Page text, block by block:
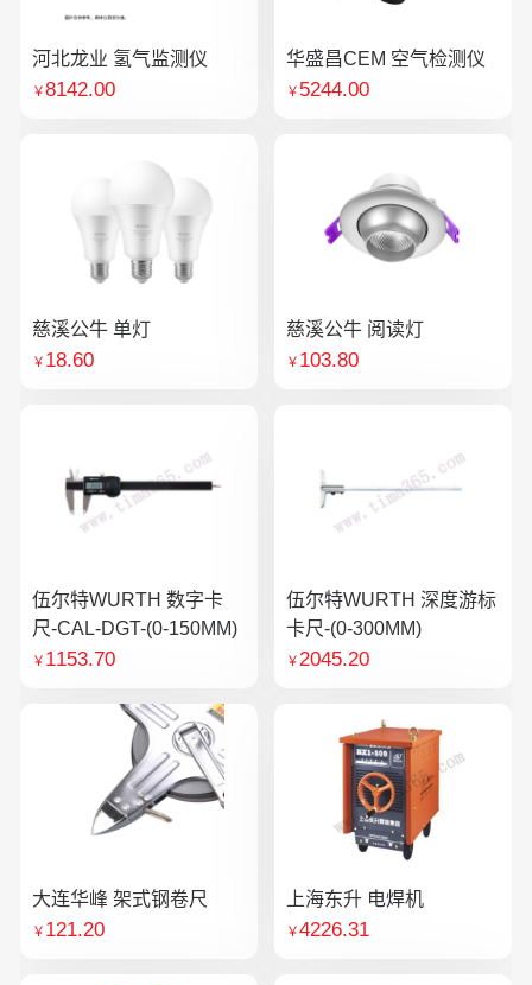
河北龙业 氢气监测仪
￥8142.00
华盛昌CEM 空气检测仪
￥ 5244.00
慈溪公牛 单灯
￥ 18.60
慈溪公牛 阅读灯
￥ 103.80
伍尔特WURTH 数字卡
尺-CAL-DGT-(0-150MM)
￥ 1153.70
伍尔特WURTH 深度游标
卡尺-(0-300MM)
￥2045.20
大连华峰 架式钢卷尺
￥ 121.20
上海东升 电焊机
￥4226.31